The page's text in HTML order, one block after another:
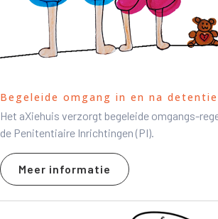
Begeleide omgang in en na detentie
Het aXiehuis verzorgt begeleide omgangs-
de Penitentiaire Inrichtingen (PI).
Meer informatie